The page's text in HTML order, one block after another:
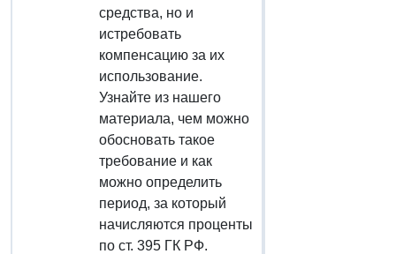
средства, но и
истребовать
компенсацию за их
использование.
Узнайте из нашего
материала, чем можно
обосновать такое
требование и как
можно определить
период, за который
начисляются проценты
по ст. 395 ГК РФ.